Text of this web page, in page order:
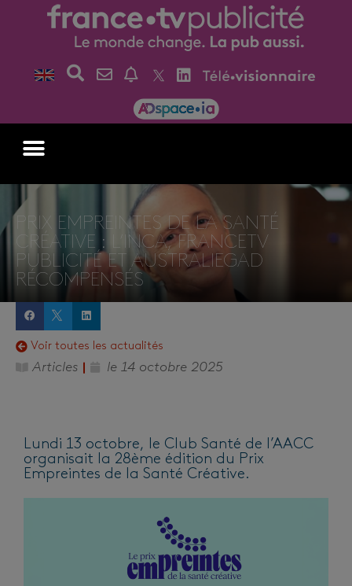
PRIX EMPREINTES DE LA SANTÉ
CRÉATIVE : L’INCA, FRANCETV
PUBLICITÉ ET AUSTRALIEGAD
RÉCOMPENSÉS
Voir toutes les actualités
Articles le 14 octobre 2025
Lundi 13 octobre, le Club Santé de l’AACC
organisait la 28ème édition du Prix
Empreintes de la Santé Créative.